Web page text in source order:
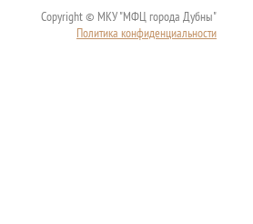
Copyright © МКУ "МФЦ города Дубны"
Политика конфиденциальности